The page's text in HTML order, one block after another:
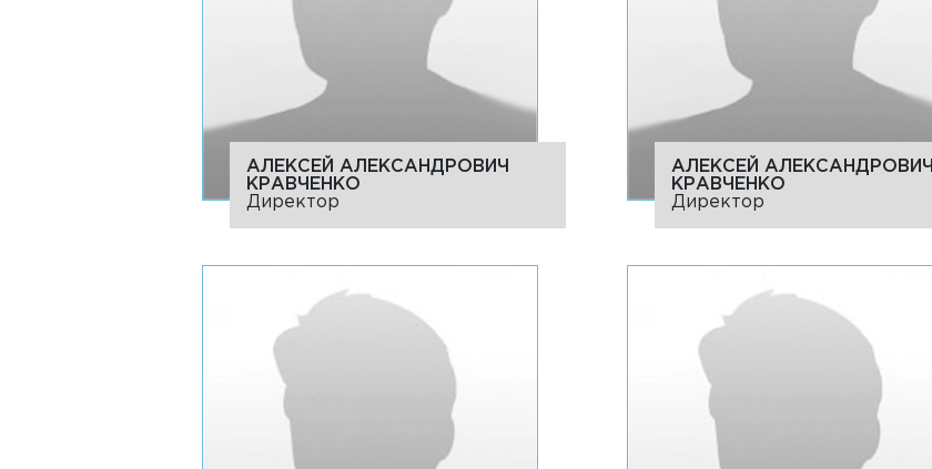
АЛЕКСЕЙ АЛЕКСАНДРОВИЧ
КРАВЧЕНКО
Директор
АЛЕКСЕЙ АЛЕКСАНДРОВИЧ
КРАВЧЕНКО
Директор